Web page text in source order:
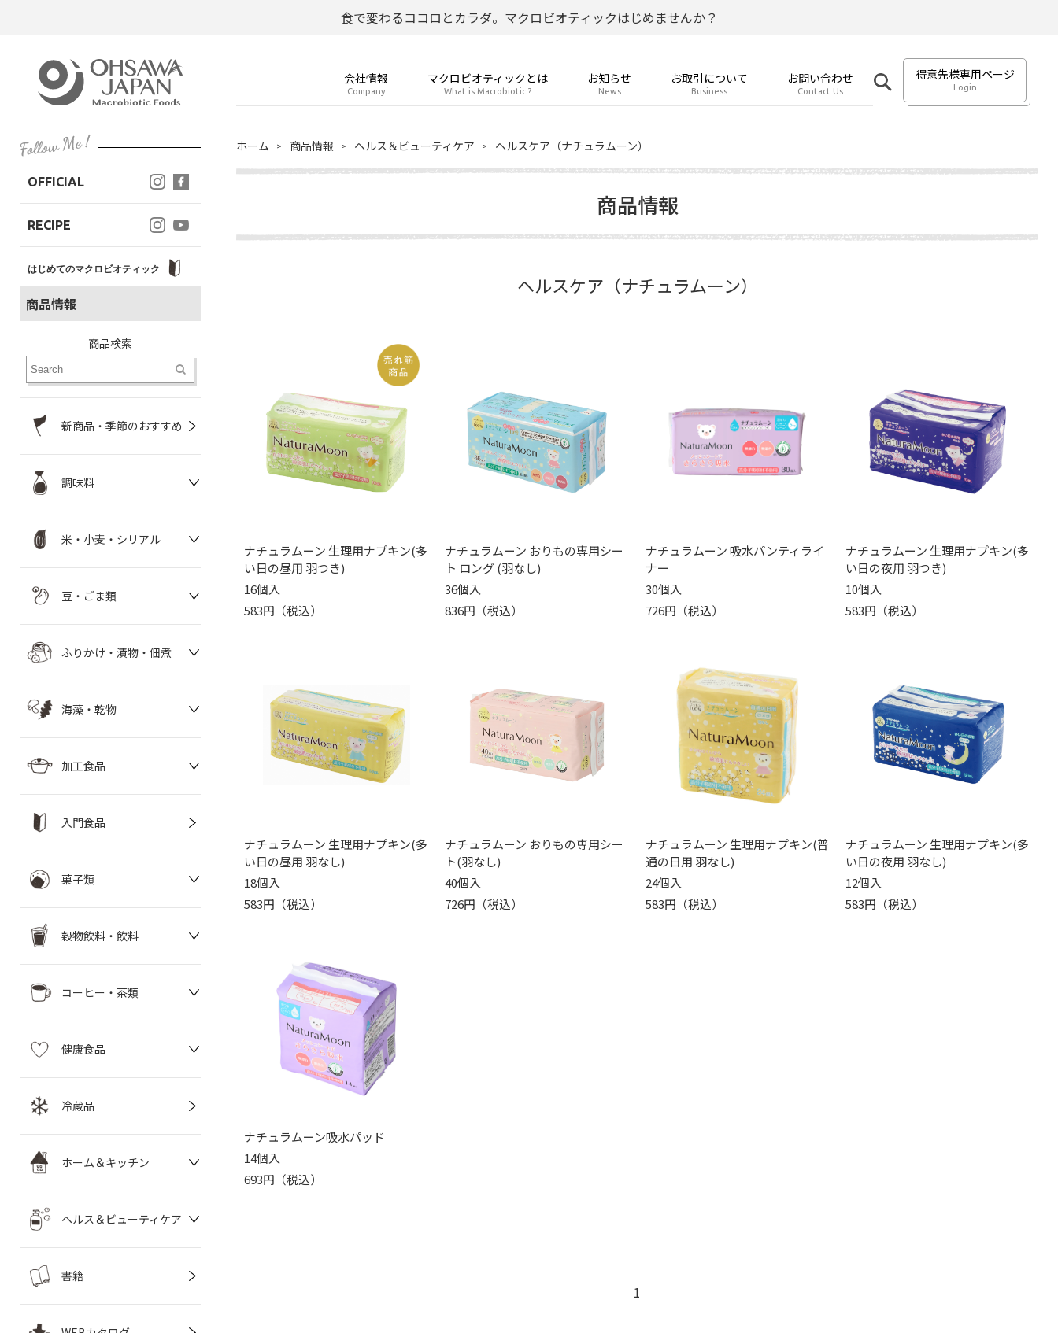
食で変わるココロとカラダ。マクロビオティックはじめませんか？
会社情報
Company
マクロビオティックとは
What is Macrobiotic ?
お知らせ
News
お取引について
Business
お問い合わせ
Contact Us
得意先様専用ページ
Login
OFFICIAL
RECIPE
はじめてのマクロビオティック
商品情報
商品検索
新商品・季節のおすすめ
調味料
米・小麦・シリアル
豆・ごま類
ふりかけ・漬物・佃煮
海藻・乾物
加工食品
入門食品
菓子類
穀物飲料・飲料
コーヒー・茶類
健康食品
冷蔵品
ホーム＆キッチン
ヘルス＆ビューティケア
書籍
ホーム 商品情報 ヘルス＆ビューティケア ヘルスケア（ナチュラムーン）
商品情報
ヘルスケア（ナチュラムーン）
ナチュラムーン 生理用ナプキン(多
い日の昼用 羽つき)
16個入
583円（税込）
ナチュラムーン おりもの専用シー
ト ロング (羽なし)
36個入
836円（税込）
ナチュラムーン 吸水パンティライ
ナー
30個入
726円（税込）
ナチュラムーン 生理用ナプキン(多
い日の夜用 羽つき)
10個入
583円（税込）
ナチュラムーン 生理用ナプキン(多
い日の昼用 羽なし)
18個入
583円（税込）
ナチュラムーン おりもの専用シー
ト(羽なし)
40個入
726円（税込）
ナチュラムーン 生理用ナプキン(普
通の日用 羽なし)
24個入
583円（税込）
ナチュラムーン 生理用ナプキン(多
い日の夜用 羽なし)
12個入
583円（税込）
ナチュラムーン吸水パッド
14個入
693円（税込）
1